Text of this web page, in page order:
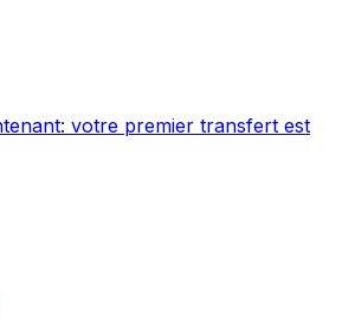
votre premier transfert est